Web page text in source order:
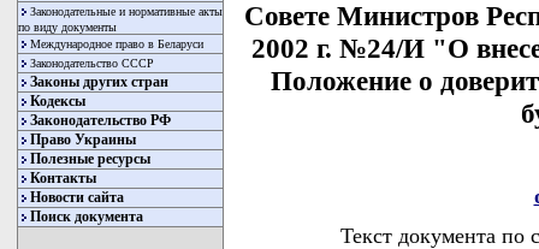
Законодательные и нормативные акты
по виду документы
Международное право в Беларуси
Законодательство СССР
Законы других стран
Кодексы
Законодательство РФ
Право Украины
Полезные ресурсы
Контакты
Новости сайта
Поиск документа
Совете Министров
2002 г. №24/И "О
Положение о
Текст документа по